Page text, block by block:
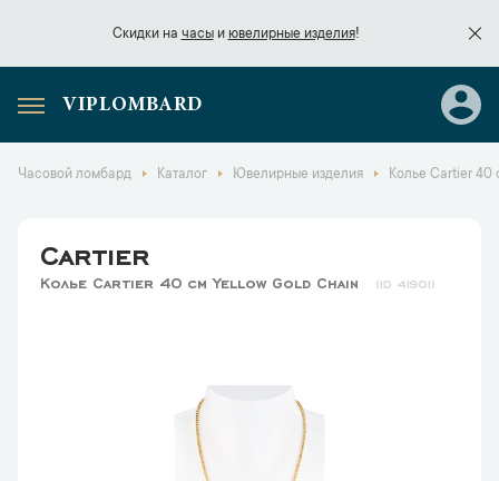
Скидки на часыи ювелирные изделия!
Скидки начасы
VIPLOMBARD
Часовой ломбард Каталог Ювелирные изделия Колье Cartier 40
Cartier
Колье Cartier 40 cm Yellow Gold Chain 41901